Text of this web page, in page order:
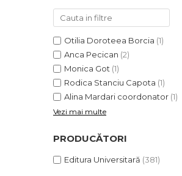
PACHETE DE STUDIU
PROMOȚIILE LUNII
ULTIMELE EXEMPLARE
Otilia Doroteea Borcia (1)
Anca Pecican (2)
Monica Got (1)
Rodica Stanciu Capota (1)
Alina Mardari coordonator (1)
Vezi mai multe
PRODUCĂTORI
Editura Universitară (381)